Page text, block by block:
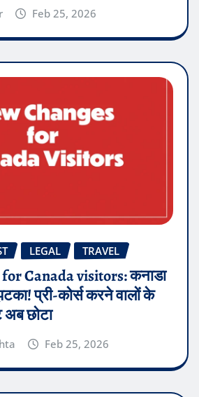
Feb 25, 2026
LEGAL TRAVEL
Canada visitors: कनाडा
प्री-कोर्स करने वालों के
अब छोटा
Feb 25, 2026